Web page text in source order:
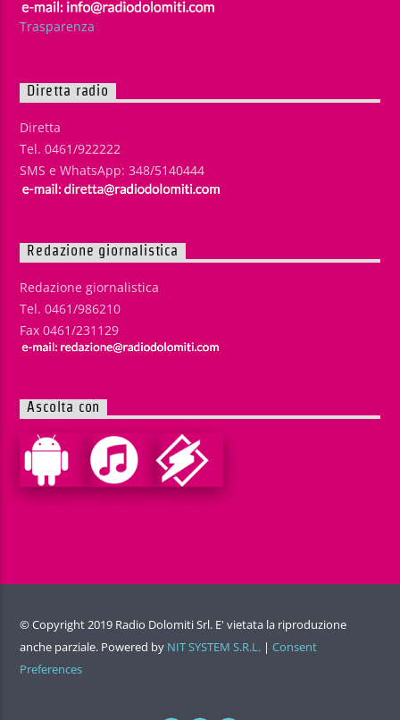
Trasparenza
Diretta radio
Diretta
Tel. 0461/922222
SMS e WhatsApp: 348/5140444
Redazione giornalistica
Redazione giornalistica
Tel. 0461/986210
Fax 0461/231129
Ascolta con
© Copyright 2019 Radio Dolomiti Srl. E' vietata la riproduzione
anche parziale. Powered by NIT SYSTEM S.R.L. | Consent
Preferences